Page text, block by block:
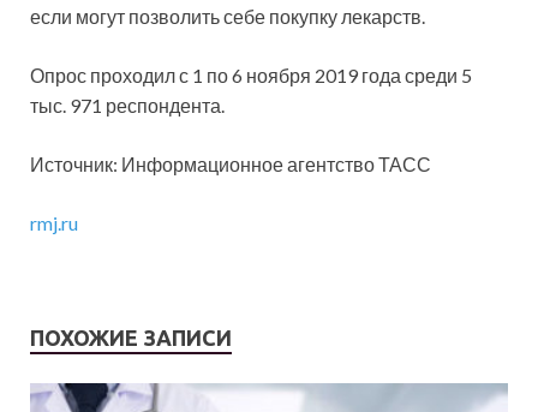
если могут позволить себе покупку лекарств.
Опрос проходил с 1 по 6 ноября 2019 года среди 5
тыс. 971 респондента.
Источник: Информационное агентство ТАСС
rmj.ru
ПОХОЖИЕ ЗАПИСИ